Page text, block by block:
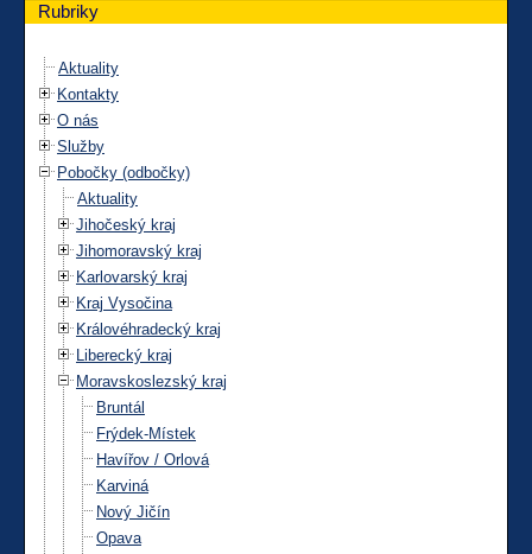
Rubriky
Aktuality
Kontakty
O nás
Služby
Pobočky (odbočky)
Aktuality
Jihočeský kraj
Jihomoravský kraj
Karlovarský kraj
Kraj Vysočina
Královéhradecký kraj
Liberecký kraj
Moravskoslezský kraj
Bruntál
Frýdek-Místek
Havířov / Orlová
Karviná
Nový Jičín
Opava